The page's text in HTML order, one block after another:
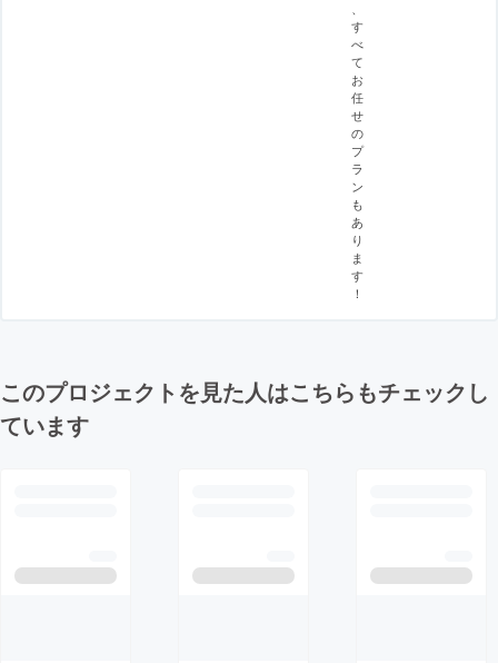
す
べ
て
お
任
せ
の
プ
ラ
ン
も
あ
り
ま
す
！
このプロジェクトを見た人はこちらもチェックし
ています